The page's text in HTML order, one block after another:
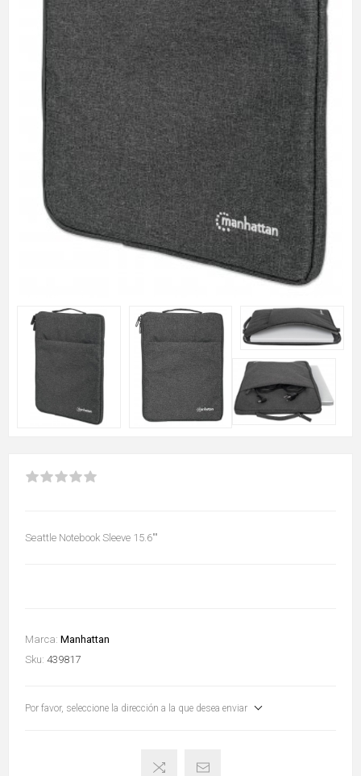
Seattle Notebook Sleeve 15.6""
Marca: Manhattan
Sku: 439817
Por favor, seleccione la dirección a la que desea enviar